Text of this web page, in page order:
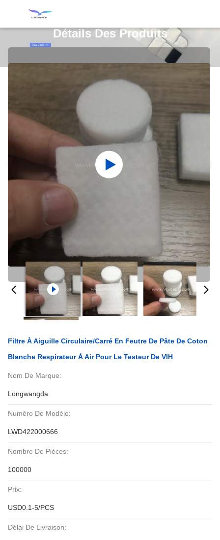
Détails Des Produits
Filtre À Aiguille Circulaire/carré En Feutre De Pâte De Coton
Blanche Respirateur À Air Pour Le Testeur De VIH
Nom De Marque:
Longwangda
Numéro De Modèle:
LWD422000666
Nombre De Pièces:
100000
Prix:
USD0.1-5/PCS
Délai De Livraison: